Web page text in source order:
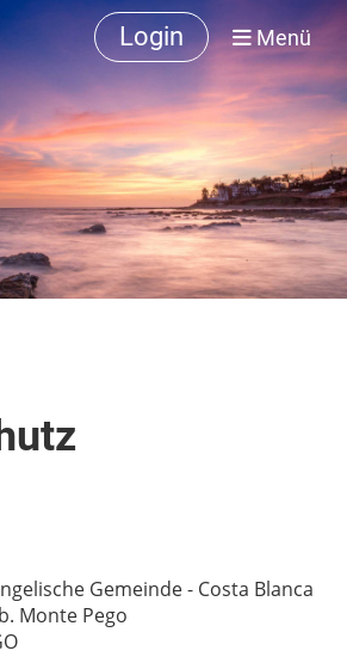
Login Menü
Gemeinde - Costa Blanca
Monte Pego